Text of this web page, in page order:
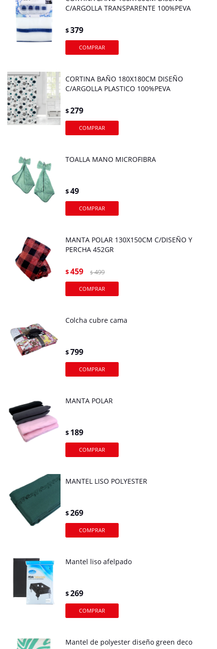
C/ARGOLLA TRANSPARENTE 100%PEVA
$379
CORTINA BAÑO 180X180CM DISEÑO
C/ARGOLLA PLASTICO 100%PEVA
$279
TOALLA MANO MICROFIBRA
$49
MANTA POLAR 130X150CM C/DISEÑO Y
PERCHA 452GR
$459 $ 499
Colcha cubre cama
$799
MANTA POLAR
$ 189
MANTEL LISO POLYESTER
$269
Mantel liso afelpado
$269
Mantel de polyester diseño green deco